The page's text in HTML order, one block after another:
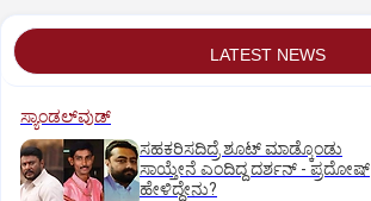
LATEST NEWS
ಸ್ಯಾಂಡಲ್‌ವುಡ್‌
ಸಹಕರಿಸದಿದ್ರೆ ಶೂಟ್‌ ಮಾಡ್ಕೊಂಡು
ಸಾಯ್ತೇನೆ ಎಂದಿದ್ದ ದರ್ಶನ್‌ - ಪ್ರದೋಷ್‌
ಹೇಳಿದ್ದೇನು?